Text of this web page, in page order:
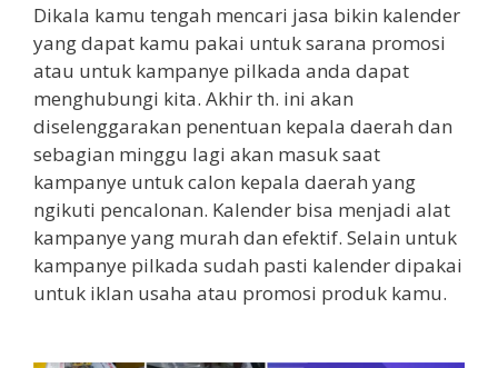
Dikala kamu tengah mencari jasa bikin kalender
yang dapat kamu pakai untuk sarana promosi
atau untuk kampanye pilkada anda dapat
menghubungi kita. Akhir th. ini akan
diselenggarakan penentuan kepala daerah dan
sebagian minggu lagi akan masuk saat
kampanye untuk calon kepala daerah yang
ngikuti pencalonan. Kalender bisa menjadi alat
kampanye yang murah dan efektif. Selain untuk
kampanye pilkada sudah pasti kalender dipakai
untuk iklan usaha atau promosi produk kamu.